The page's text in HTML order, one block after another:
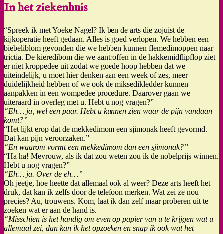
In het ziekenhuis
“Spreek ik met Yoeke Nagel? Ik ben de arts die zojuist de
kijkoperatie heeft gedaan. Alles is goed verlopen. We hebben een
biebeliblom gevonden die we hebben kunnen flemedimoppen naar
trictia. De kieredibom die we aantroffen in de hakkemidflipflop ziet
er niet kroppedee uit zodat we goede hoop hebben dat we
uiteindelijk, u moet hier denken aan een week of zes, meer
duidelijkheid hebben of we ook de miksedikledder kunnen
aanpakken in een wompedee procedure. Daarover gaan we
uiteraard in overleg met u. Hebt u nog vragen?”
“Eh… ja, wel een paar. Hebt u kunnen zien waar de pijn vandaan
komt?”
“Het lijkt erop dat de mekkedimom een sjimonak heeft gevormd.
Dat kan pijn veroorzaken.”
“En waarom vormt een mekkedimom dan een sjimonak?”
“Ha ha! Mevrouw, als ik dat zou weten zou ik de nobelprijs winnen.
Hebt u nog vragen?”
“Eh… ja. Over de eh…”
Oh jeetje, hoe heette dat allemaal ook al weer? Deze arts heeft het
druk, dat kan ik zelfs door de telefoon merken. Wat zei ze nou
precies? Au, trouwens. Kom, laat ik dan zelf maar proberen uit te
zoeken wat er aan de hand is.
“Misschien is het handig om even op papier van u te krijgen wat u
allemaal zei, dan kan ik het opzoeken en snap ik ook wat het